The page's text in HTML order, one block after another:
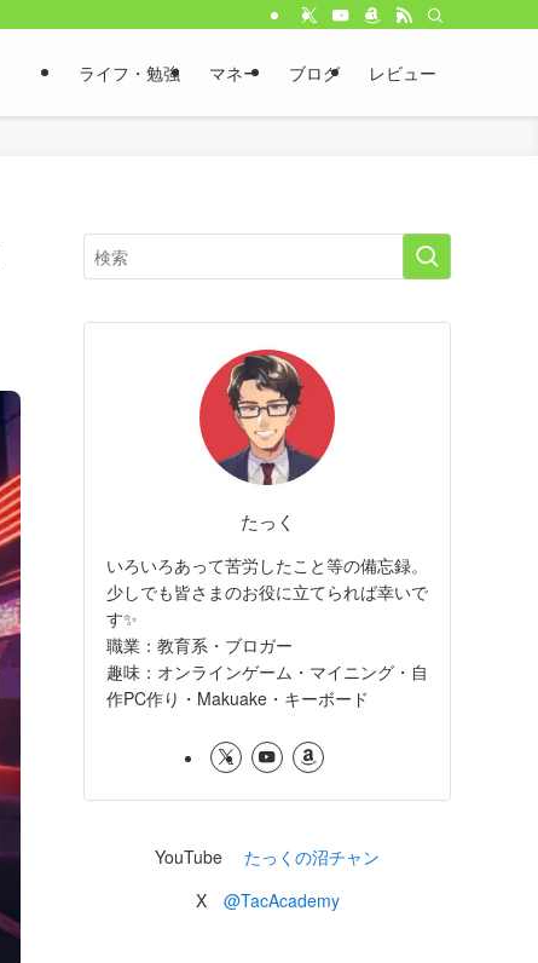
ライフ・勉強 マネー ブログ レビュー
たっく
いろいろあって苦労したこと等の備忘録。
少しでも皆さまのお役に立てられば幸いで
す✨
職業：教育系・ブロガー
趣味：オンラインゲーム・マイニング・自
作PC作り・Makuake・キーボード
YouTube たっくの沼チャン
X @TacAcademy